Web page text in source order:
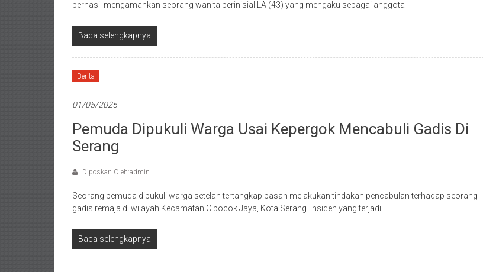
berhasil mengamankan seorang wanita berinisial LA (43) yang mengaku sebagai anggota
Baca selengkapnya
Berita
01/05/2025
Pemuda Dipukuli Warga Usai Kepergok Mencabuli Gadis Di
Serang
Diposkan Oleh:admin
Seorang pemuda dipukuli warga setelah tertangkap basah melakukan tindakan pencabulan terhadap seorang
gadis remaja di wilayah Kecamatan Cipocok Jaya, Kota Serang. Insiden yang terjadi
Baca selengkapnya